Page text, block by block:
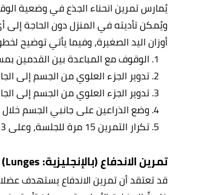
يُمارس تمرين انحناء الجذع في وضعية
ويُمكن تأديته في المنزل دون الحاجة
أوزان اليد الصغيرة، وفيما يأتي توضيح
الوقوف مع المباعدة بين القدمين
تدوير الجزء العلوي من الجسم إلى
تدوير الجزء العلوي من الجسم إلى
وضع الذراعين على جانبي الجسم خلال
تكرار التمرين 15 مرة للجلسة، وعلى 3 جلسات.
تمرين الاندفاع (بالإنجليزية: Lunges)
قد تعتقد أن تمرين الاندفاع يستهدف